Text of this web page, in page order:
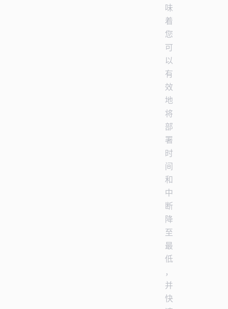
味
着
您
可
以
有
效
地
将
部
署
时
间
和
中
断
降
至
最
低
，
并
快